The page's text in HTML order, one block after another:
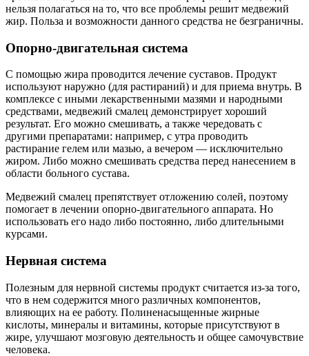
нельзя полагаться на то, что все проблемы решит медвежий
жир. Польза и возможности данного средства не безграничны.
Опорно-двигательная система
С помощью жира проводится лечение суставов. Продукт
используют наружно (для растираний) и для приема внутрь. В
комплексе с иными лекарственными мазями и народными
средствами, медвежий смалец демонстрирует хороший
результат. Его можно смешивать, а также чередовать с
другими препаратами: например, с утра проводить
растирание гелем или мазью, а вечером — исключительно
жиром. Либо можно смешивать средства перед нанесением в
области больного сустава.
Медвежий смалец препятствует отложению солей, поэтому
помогает в лечении опорно-двигательного аппарата. Но
использовать его надо либо постоянно, либо длительными
курсами.
Нервная система
Полезным для нервной системы продукт считается из-за того,
что в нем содержится много различных компонентов,
влияющих на ее работу. Полиненасыщенные жирные
кислоты, минералы и витамины, которые присутствуют в
жире, улучшают мозговую деятельность и общее самочувствие
человека.